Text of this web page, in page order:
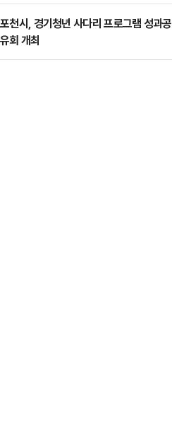
포천시, 경기청년 사다리 프로그램 성과공
유회 개최